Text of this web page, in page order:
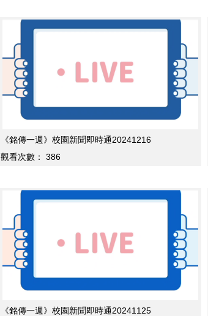
《銘傳一週》校園新聞即時通20241216
觀看次數：
386
《銘傳一週》校園新聞即時通20241125